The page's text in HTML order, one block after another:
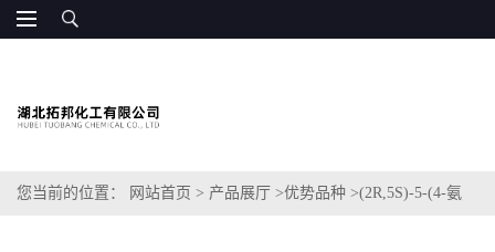
您当前的位置： 网站首页 > 产品展厅 >优势品种 >(2R,5S)-5-(4-氨